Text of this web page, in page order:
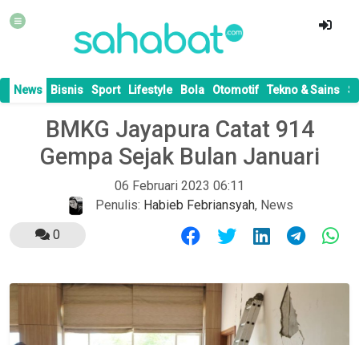
News Bisnis Sport Lifestyle Bola Otomotif Tekno & Sains
BMKG Jayapura Catat 914
Gempa Sejak Bulan Januari
06 Februari 2023 06:11
Penulis: Habieb Febriansyah, News
0